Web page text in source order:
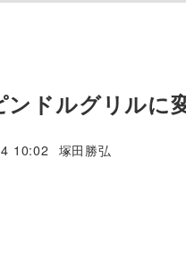
ドルグリルに
10:02 著
塚田勝弘